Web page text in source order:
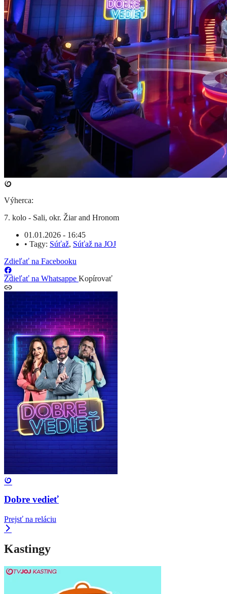
Výherca:
7. kolo - Sali, okr. Žiar and Hronom
01.01.2026 - 16:45
• Tagy: Súťaž, Súťaž na JOJ
Zdieľať na Facebooku
Zdieľať na Whatsappe Kopírovať
Dobre vedieť
Prejsť na reláciu
Kastingy